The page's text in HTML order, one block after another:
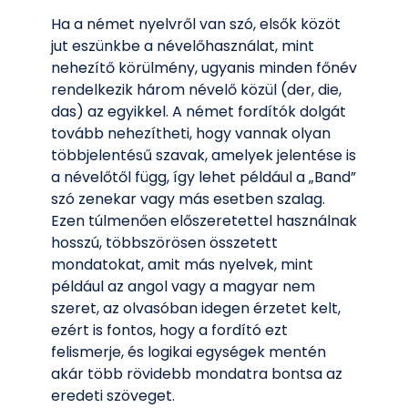
Ha a német nyelvről van szó, elsők közöt
jut eszünkbe a névelőhasználat, mint
nehezítő körülmény, ugyanis minden főnév
rendelkezik három névelő közül (der, die,
das) az egyikkel. A német fordítók dolgát
tovább nehezítheti, hogy vannak olyan
többjelentésű szavak, amelyek jelentése is
a névelőtől függ, így lehet például a „Band”
szó zenekar vagy más esetben szalag.
Ezen túlmenően előszeretettel használnak
hosszú, többszörösen összetett
mondatokat, amit más nyelvek, mint
például az angol vagy a magyar nem
szeret, az olvasóban idegen érzetet kelt,
ezért is fontos, hogy a fordító ezt
felismerje, és logikai egységek mentén
akár több rövidebb mondatra bontsa az
eredeti szöveget.